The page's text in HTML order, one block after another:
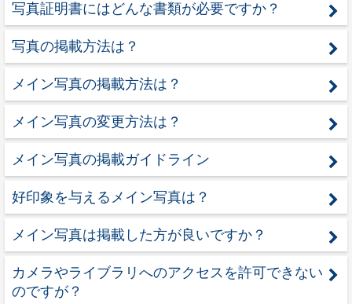
写真証明書にはどんな書類が必要ですか？
写真の掲載方法は？
メイン写真の掲載方法は？
メイン写真の変更方法は？
メイン写真の掲載ガイドライン
好印象を与えるメイン写真は？
メイン写真は掲載した方が良いですか？
カメラやライブラリへのアクセスを許可できない
のですが？